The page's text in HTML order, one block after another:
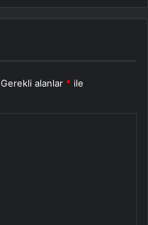
Gerekli alanlar * ile